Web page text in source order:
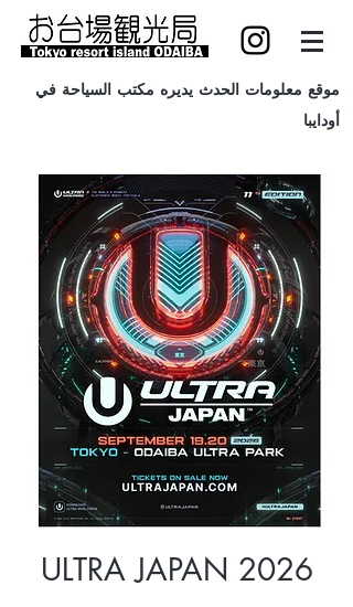
موقع معلومات الحدث يديره مكتب السياحة في
أودايبا
ULTRA JAPAN 2026